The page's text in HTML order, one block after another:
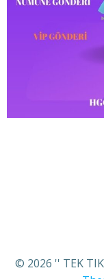
© 2026 '' TEK